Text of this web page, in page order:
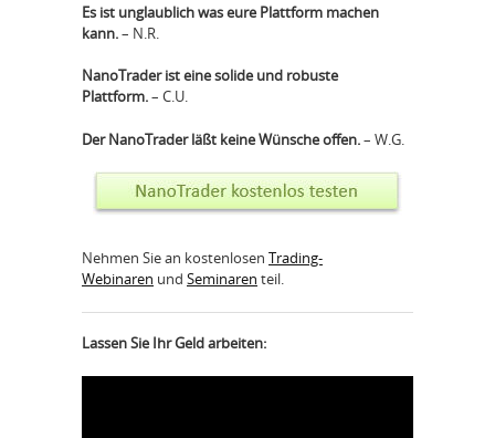
Es ist unglaublich was eure Plattform machen
kann.– N.R.
NanoTrader ist eine solide und robuste
Plattform.– C.U.
Der NanoTrader läßt keine Wünsche offen.– W.G.
Nehmen Sie an kostenlosen Trading-
Webinaren und Seminaren teil.
Lassen Sie Ihr Geld arbeiten: